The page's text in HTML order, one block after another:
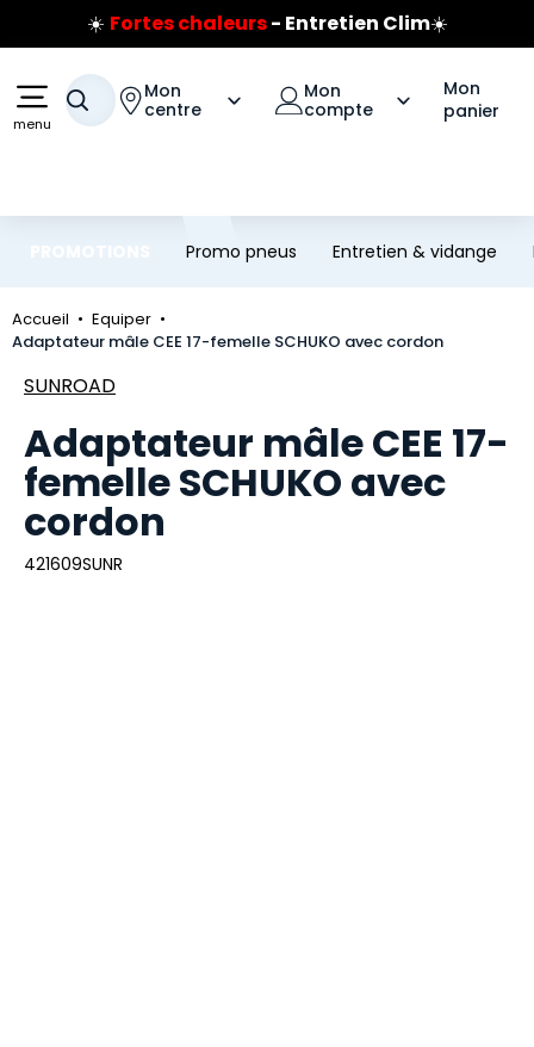
Aller au contenu principal
Aller à la navigation
☀️ Fortes chaleurs- Entretien Clim☀️
Prix coûtant pneus Bridgestone
🔥
Jusqu'à 120€ remboursés
sur les pneus Bridgestone
menu
Votre recherche
Mon
centre
Mon
compte
Mon
panier
Promo pneus Entretien & vidange
Accueil
Equiper
Adaptateur mâle CEE 17-femelle SCHUKO avec cordon
Marque
SUNROAD
Adaptateur mâle CEE 17-
femelle SCHUKO avec
cordon
421609SUNR